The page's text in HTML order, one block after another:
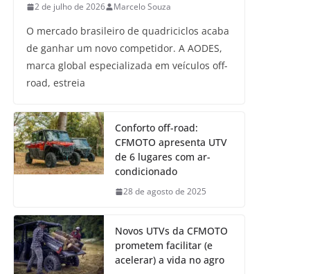
2 de julho de 2026 Marcelo Souza
O mercado brasileiro de quadriciclos acaba
de ganhar um novo competidor. A AODES,
marca global especializada em veículos off-
road, estreia
Conforto off-road:
CFMOTO apresenta UTV
de 6 lugares com ar-
condicionado
28 de agosto de 2025
Novos UTVs da CFMOTO
prometem facilitar (e
acelerar) a vida no agro